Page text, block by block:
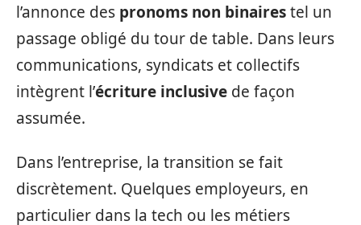
l’annonce des pronoms non binairestel un
passage obligé du tour de table. Dans leurs
communications, syndicats et collectifs
intègrent l’écriture inclusive de façon
assumée.
Dans l’entreprise, la transition se fait
discrètement. Quelques employeurs, en
particulier dans la tech ou les métiers